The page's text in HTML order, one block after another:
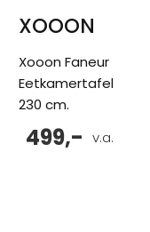
XOOON
Xooon Faneur
Eetkamertafel
230 cm.
v.a.
499,-